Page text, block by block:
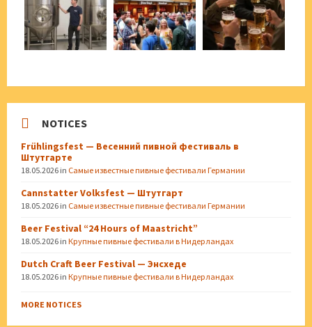
NOTICES
Frühlingsfest — Весенний пивной фестиваль в
Штутгарте
18.05.2026 in Самые известные пивные фестивали Германии
Cannstatter Volksfest — Штутгарт
18.05.2026 in Самые известные пивные фестивали Германии
Beer Festival “24 Hours of Maastricht”
18.05.2026 in Крупные пивные фестивали в Нидерландах
Dutch Craft Beer Festival — Энсхеде
18.05.2026 in Крупные пивные фестивали в Нидерландах
MORE NOTICES